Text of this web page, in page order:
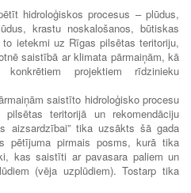
hidroloģiskos procesus – plūdus,
krastu noskalošanos, būtiskas
ietekmi uz Rīgas pilsētas teritoriju,
saistībā ar klimata pārmaiņām, kā
projektiem rīdzinieku
saistīto hidroloģisko procesu
teritorijā un rekomendāciju
aizsardzībai” tika uzsākts šā gada
pētījuma pirmais posms, kurā tika
kas saistīti ar pavasara paliem un
(vēja uzplūdiem). Tostarp tika